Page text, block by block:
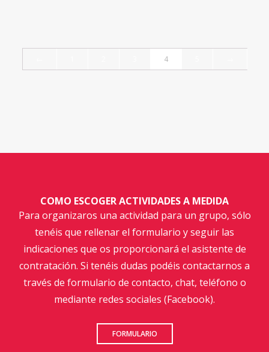
4
COMO ESCOGER ACTIVIDADES A MEDIDA
Para organizaros una actividad para un grupo, sólo
tenéis que rellenar el formulario y seguir las
indicaciones que os proporcionará el asistente de
contratación. Si tenéis dudas podéis contactarnos a
través de formulario de contacto, chat, teléfono o
mediante redes sociales (Facebook).
FORMULARIO